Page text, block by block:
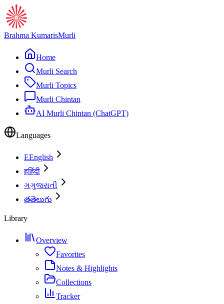
Brahma KumarisMurli
Home
Murli Search
Murli Topics
Murli Chintan
AI Murli Chintan (ChatGPT)
Languages
EEnglish
हहिंदी
ગગુજરાતી
తతెలుగు
Library
Overview
Favorites
Notes & Highlights
Collections
Tracker